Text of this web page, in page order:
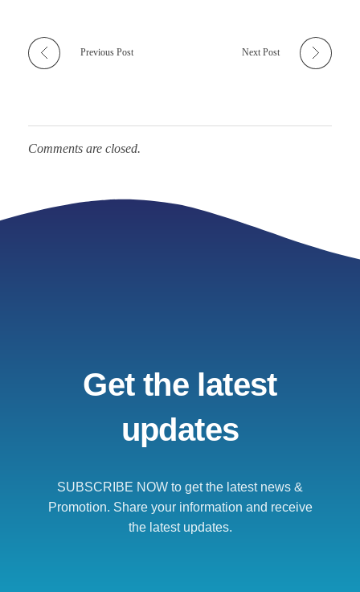
Previous Post Next Post
Comments are closed.
Get the latest
updates
SUBSCRIBE NOW to get the latest news &
Promotion. Share your information and receive
the latest updates.